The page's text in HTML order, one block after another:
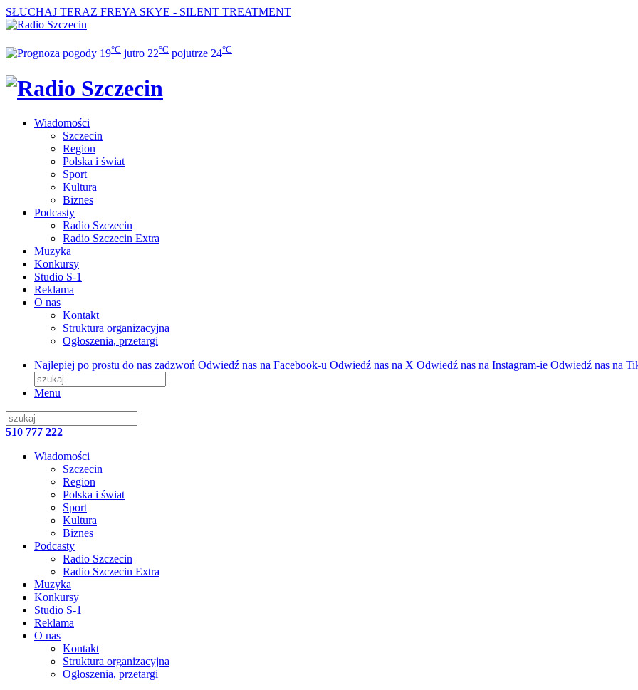
SŁUCHAJ TERAZ FREYA SKYE - SILENT TREATMENT
19°C jutro 22°C pojutrze 24°C
Wiadomości
Szczecin
Region
Polska i świat
Sport
Kultura
Biznes
Podcasty
Radio Szczecin
Radio Szczecin Extra
Muzyka
Konkursy
Studio S-1
Reklama
O nas
Kontakt
Struktura organizacyjna
Ogłoszenia, przetargi
Najlepiej po prostu do nas zadzwoń Odwiedź nas na Facebook-u Odwiedź nas na X Odwiedź nas na Instagram-ie Odwiedź nas na
Menu
510 777 222
Wiadomości
Szczecin
Region
Polska i świat
Sport
Kultura
Biznes
Podcasty
Radio Szczecin
Radio Szczecin Extra
Muzyka
Konkursy
Studio S-1
Reklama
O nas
Kontakt
Struktura organizacyjna
Ogłoszenia, przetargi